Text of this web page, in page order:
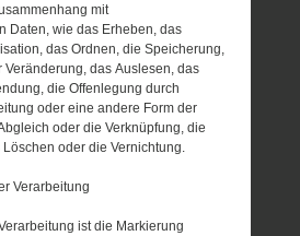
mit
Daten, wie das Erheben, das
das Ordnen, die Speicherung,
das Auslesen, das
die Offenlegung durch
oder eine andere Form der
oder die Verknüpfung, die
oder die Vernichtung.
Verarbeitung
ist die Markierung